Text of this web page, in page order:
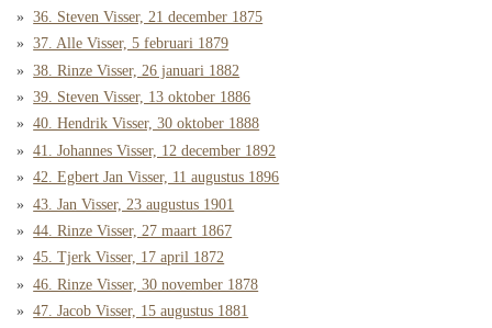
36. Steven Visser, 21 december 1875
37. Alle Visser, 5 februari 1879
38. Rinze Visser, 26 januari 1882
39. Steven Visser, 13 oktober 1886
40. Hendrik Visser, 30 oktober 1888
41. Johannes Visser, 12 december 1892
42. Egbert Jan Visser, 11 augustus 1896
43. Jan Visser, 23 augustus 1901
44. Rinze Visser, 27 maart 1867
45. Tjerk Visser, 17 april 1872
46. Rinze Visser, 30 november 1878
47. Jacob Visser, 15 augustus 1881